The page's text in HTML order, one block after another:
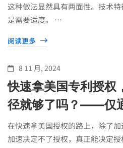
这种做法显然具有两面性。技术
是需要适度。 …
阅读更多
8 11 月, 2024
快速拿美国专利授权
径就够了吗？——仅
在快速拿美国授权的路上，除了加
加速决定不了授权，真正能决定